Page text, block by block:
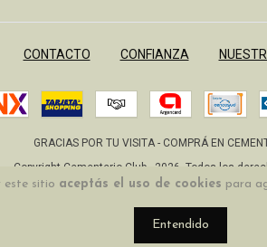
este sitio aceptás el uso de cookies para
Entendido
CONTACTO CONFIANZA
GRACIAS POR TU VISITA - COMPRÁ EN
Copyright Cementerio Club - 2026. Todos los
Defensa de las y los consumidores. Para